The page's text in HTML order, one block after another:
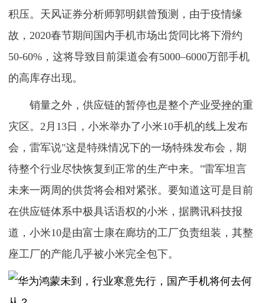
积压。天风证券分析师郭明錤曾预测，由于疫情缘
故，2020春节期间国内手机市场出货同比将下滑约
50-60%，这将导致目前渠道会有5000–6000万部手机
的高库存出现。
销量之外，供应链的暂停也是整个产业受挫的重
灾区。2月13日，小米举办了小米10手机的线上发布
会，雷军说"这是特殊情况下的一场特殊发布会，期
待整个行业尽快恢复到正常的生产中来。"雷军坦言
未来一两周的供货将会相对紧张。要知道这可是目前
在供应链体系中极具话语权的小米，据腾讯科技报
道，小米10是由富士康在廊坊的工厂负责组装，其整
座工厂的产能几乎被小米完全包下。